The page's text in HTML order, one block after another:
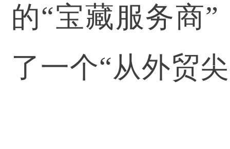
的“宝藏服务商
了一个“从外贸